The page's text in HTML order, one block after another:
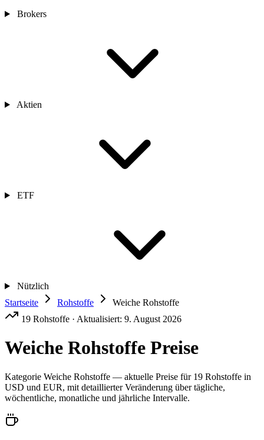
Brokers
Aktien
ETF
Nützlich
Startseite
Rohstoffe
Weiche Rohstoffe
19 Rohstoffe · Aktualisiert: 9. August 2026
Weiche Rohstoffe Preise
Kategorie Weiche Rohstoffe — aktuelle Preise für 19 Rohstoffe in
USD und EUR, mit detaillierter Veränderung über tägliche,
wöchentliche, monatliche und jährliche Intervalle.